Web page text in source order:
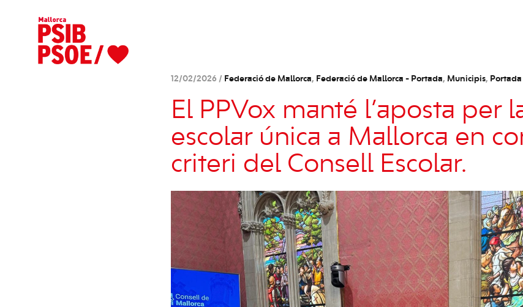
12/02/2026 / Federació de Mallorca, Federació de Mallorca - Portada, Municipis, Portada
El PPVox manté l’aposta per
escolar única a Mallorca en
criteri del Consell Escolar.